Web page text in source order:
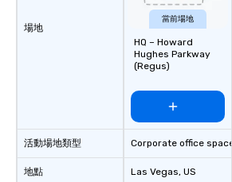
場地
活動場地類型
地點
當前場地
HQ – Howard
Hughes Parkway
(Regus)
Corporate office space
Las Vegas, US